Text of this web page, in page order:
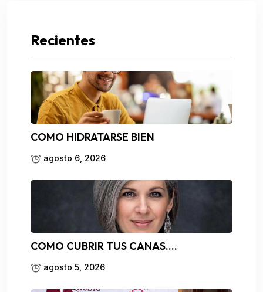
Recientes
COMO HIDRATARSE BIEN
agosto 6, 2026
COMO CUBRIR TUS CANAS….
agosto 5, 2026